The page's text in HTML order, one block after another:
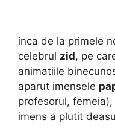
inca de la primele
celebrul zid, pe
animatiile
aparut imensele
profesorul, femeia),
imens a plutit